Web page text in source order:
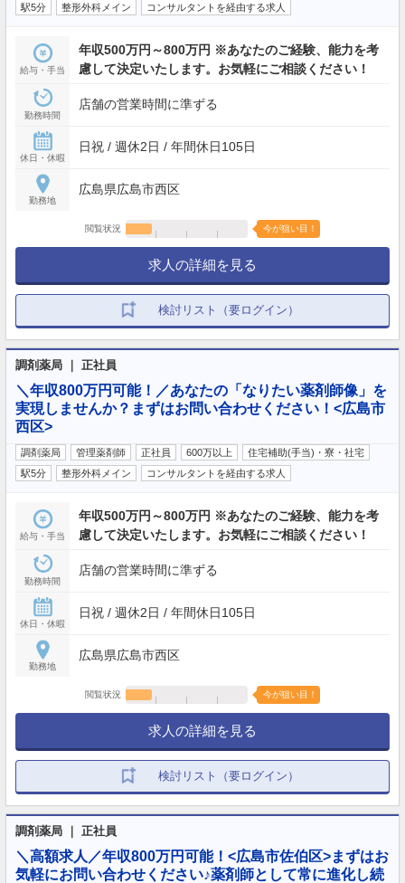
駅5分
整形外科メイン コンサルタントを経由する求人
給与・手当
年収500万円～800万円 ※あなたのご経験、能力を考
慮して決定いたします。お気軽にご相談ください！
勤務時間
店舗の営業時間に準ずる
休日・休暇
日祝 / 週休2日 / 年間休日105日
勤務地
広島県広島市西区
閲覧状況 今が狙い目！
求人の詳細を見る
検討リスト（要ログイン）
調剤薬局 ｜ 正社員
＼年収800万円可能！／あなたの「なりたい薬剤師像」を
実現しませんか？まずはお問い合わせください！<広島市
西区>
調剤薬局 管理薬剤師 正社員 600万以上
住宅補助(手当)・寮・社宅
駅5分
整形外科メイン コンサルタントを経由する求人
給与・手当
年収500万円～800万円 ※あなたのご経験、能力を考
慮して決定いたします。お気軽にご相談ください！
勤務時間
店舗の営業時間に準ずる
休日・休暇
日祝 / 週休2日 / 年間休日105日
勤務地
広島県広島市西区
閲覧状況 今が狙い目！
求人の詳細を見る
検討リスト（要ログイン）
調剤薬局 ｜ 正社員
＼高額求人／年収800万円可能！<広島市佐伯区>まずはお
気軽にお問い合わせください♪薬剤師として常に進化し続